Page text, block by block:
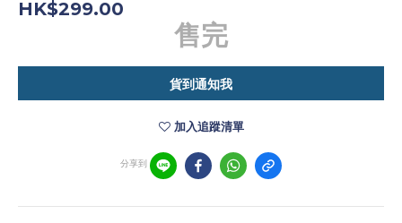
HK$299.00
售完
貨到通知我
加入追蹤清單
分享到